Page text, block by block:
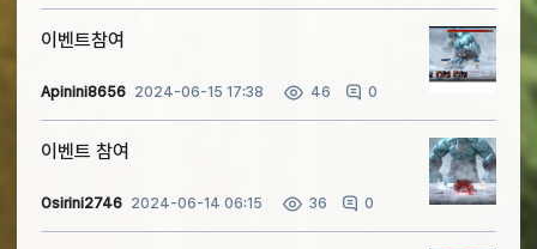
이벤트참여
Apinini8656 2024-06-15 17:38 46 0
이벤트 참여
Osirini2746 2024-06-14 06:15 36 0